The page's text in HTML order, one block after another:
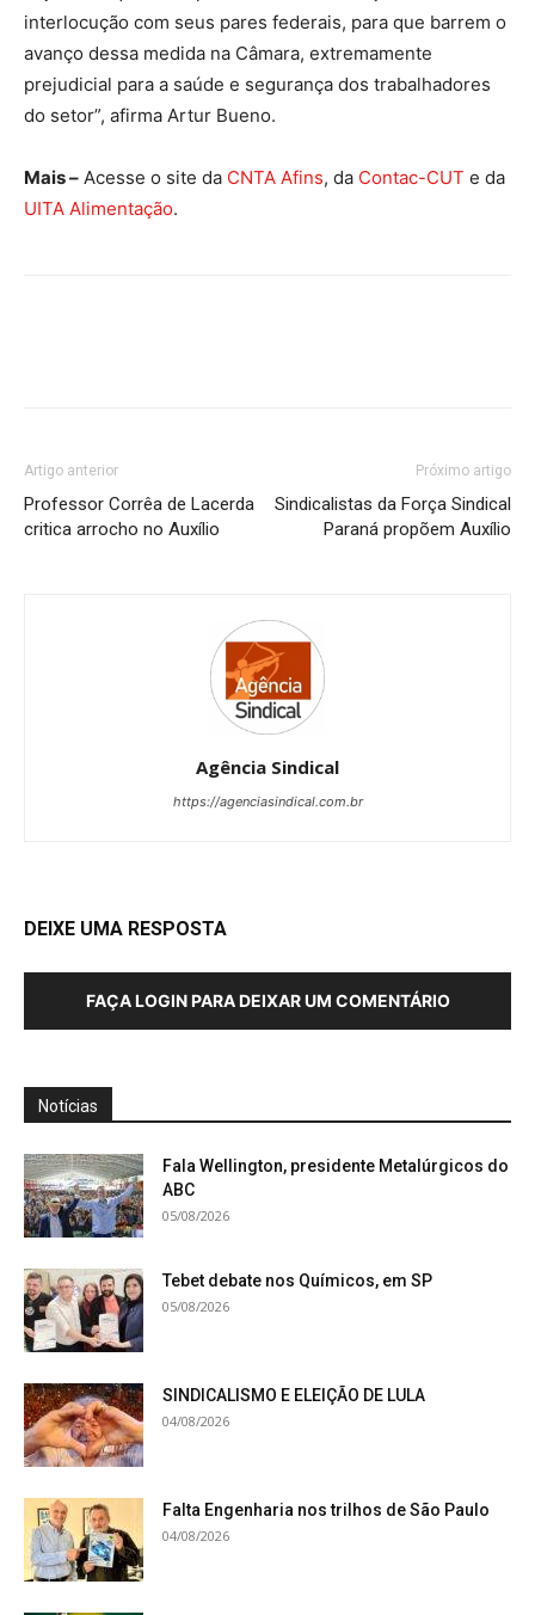
interlocução com seus pares federais, para que barrem o
avanço dessa medida na Câmara, extremamente
prejudicial para a saúde e segurança dos trabalhadores
do setor”, afirma Artur Bueno.
Mais – Acesse o site da CNTA Afins, da Contac-CUT e da
UITA Alimentação.
Artigo anterior
Professor Corrêa de Lacerda
critica arrocho no Auxílio
Próximo artigo
Sindicalistas da Força Sindical
Paraná propõem Auxílio
Agência Sindical
https://agenciasindical.com.br
DEIXE UMA RESPOSTA
FAÇA LOGIN PARA DEIXAR UM COMENTÁRIO
Notícias
Fala Wellington, presidente Metalúrgicos do
ABC
05/08/2026
Tebet debate nos Químicos, em SP
05/08/2026
SINDICALISMO E ELEIÇÃO DE LULA
04/08/2026
Falta Engenharia nos trilhos de São Paulo
04/08/2026